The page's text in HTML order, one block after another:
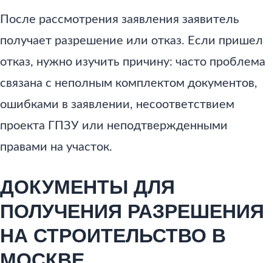
После рассмотрения заявления заявитель
получает разрешение или отказ. Если пришел
отказ, нужно изучить причину: часто проблема
связана с неполным комплектом документов,
ошибками в заявлении, несоответствием
проекта ГПЗУ или неподтвержденными
правами на участок.
ДОКУМЕНТЫ ДЛЯ
ПОЛУЧЕНИЯ РАЗРЕШЕНИЯ
НА СТРОИТЕЛЬСТВО В